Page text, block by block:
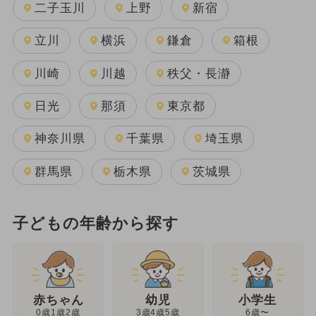
二子玉川 上野 新宿
立川 横浜 鎌倉 箱根
川崎 川越 秩父・長瀞
日光 那須 東京都
神奈川県 千葉県 埼玉県
群馬県 栃木県 茨城県
子どもの年齢から探す
赤ちゃん
0歳1歳2歳
幼児
3歳4歳5歳
小学生
6歳〜